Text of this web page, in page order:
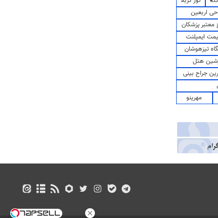
اربعین
پزشکان
ایمپلنت
تیزهوشان
هتل
جراح بینی
مهرینو